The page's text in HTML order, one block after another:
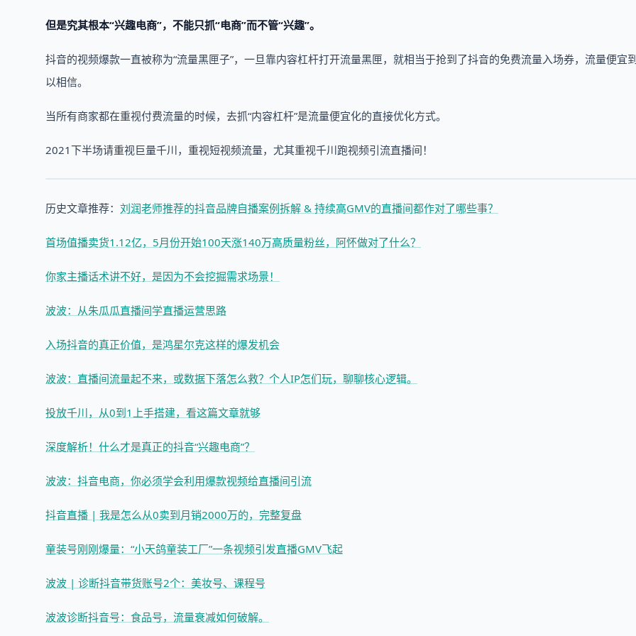
但是究其根本“兴趣电商”，不能只抓“电商”而不管“兴趣”。
抖音的视频爆款一直被称为“流量黑匣子”，一旦靠内容杠杆打开流量黑匣，就相当于抢到了抖音的免费流量入场券，流量便宜
以相信。
当所有商家都在重视付费流量的时候，去抓“内容杠杆”是流量便宜化的直接优化方式。
2021下半场请重视巨量千川，重视短视频流量，尤其重视千川跑视频引流直播间！
历史文章推荐： 刘润老师推荐的抖音品牌自播案例拆解 & 持续高GMV的直播间都作对了哪些事？
首场值播卖货1.12亿，5月份开始100天涨140万高质量粉丝，阿怀做对了什么？
你家主播话术讲不好，是因为不会挖掘需求场景！
波波：从朱瓜瓜直播间学直播运营思路
入场抖音的真正价值，是鸿星尔克这样的爆发机会
波波：直播间流量起不来，或数据下落怎么救？个人IP怎们玩，聊聊核心逻辑。
投放千川，从0到1上手搭建，看这篇文章就够
深度解析！什么才是真正的抖音“兴趣电商”？
波波：抖音电商，你必须学会利用爆款视频给直播间引流
抖音直播 | 我是怎么从0卖到月销2000万的，完整复盘
童装号刚刚爆量：“小天鸽童装工厂”一条视频引发直播GMV飞起
波波 | 诊断抖音带货账号2个：美妆号、课程号
波波诊断抖音号：食品号，流量衰减如何破解。